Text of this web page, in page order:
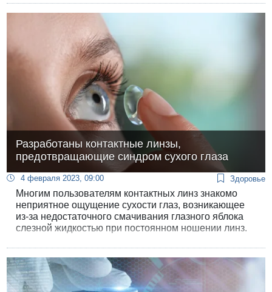
Солдаты окружили здание, в котором засели
террористы. Часть боевиков забаррикадировалась в
мечети. Ее также взяли в кольцо.
Разработаны контактные линзы,
предотвращающие синдром сухого глаза
4 февраля 2023, 09:00 Здоровье
Многим пользователям контактных линз знакомо
неприятное ощущение сухости глаз, возникающее
из-за недостаточного смачивания глазного яблока
слезной жидкостью при постоянном ношении линз.
линз, предотвращающий развитие этого
неприятного синдрома.